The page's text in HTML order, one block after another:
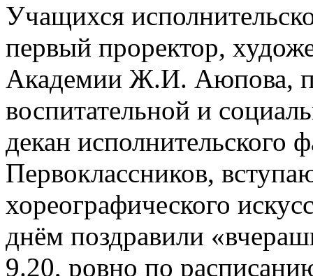
Учащихся
первый проректор,
Академии Ж.И. Аюпова,
воспитательной и
декан исполнительского
Первоклассников,
хореографического
днём поздравили
9.20, ровно по